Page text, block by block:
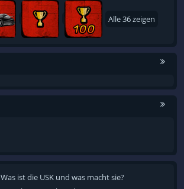
Alle 36 zeigen
Was ist die USK und was macht sie?